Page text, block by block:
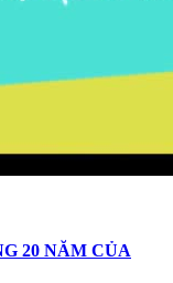
20 NĂM CỦA